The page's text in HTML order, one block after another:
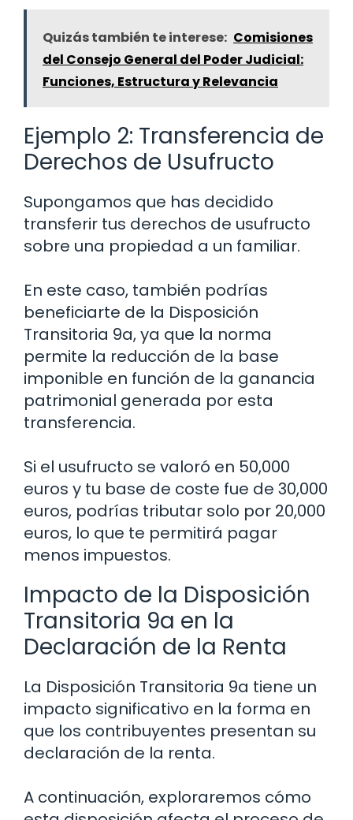
Quizás también te interese: Comisiones
del Consejo General del Poder Judicial:
Funciones, Estructura y Relevancia
Ejemplo 2: Transferencia de
Derechos de Usufructo
Supongamos que has decidido
transferir tus derechos de usufructo
sobre una propiedad a un familiar.
En este caso, también podrías
beneficiarte de la Disposición
Transitoria 9a, ya que la norma
permite la reducción de la base
imponible en función de la ganancia
patrimonial generada por esta
transferencia.
Si el usufructo se valoró en 50,000
euros y tu base de coste fue de 30,000
euros, podrías tributar solo por 20,000
euros, lo que te permitirá pagar
menos impuestos.
Impacto de la Disposición
Transitoria 9a en la
Declaración de la Renta
La Disposición Transitoria 9a tiene un
impacto significativo en la forma en
que los contribuyentes presentan su
declaración de la renta.
A continuación, exploraremos cómo